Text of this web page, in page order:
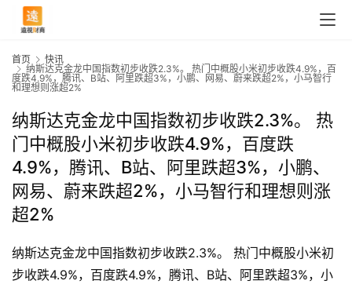
首
首页
快讯
纳斯达克金龙中国指数初步收跌2.3%。 热门中概股小米初步收跌4.9%，百
度跌4.9%，腾讯、B站、阿里跌超3%，小鹏、网易、蔚来跌超2%，小马智行
和理想则涨超2%
纳斯达克金龙中国指数初步收跌2.3%。 热
门中概股小米初步收跌4.9%，百度跌
4.9%，腾讯、B站、阿里跌超3%，小鹏、
网易、蔚来跌超2%，小马智行和理想则涨
超2%
纳斯达克金龙中国指数初步收跌2.3%。 热门中概股小米初
步收跌4.9%，百度跌4.9%，腾讯、B站、阿里跌超3%，小